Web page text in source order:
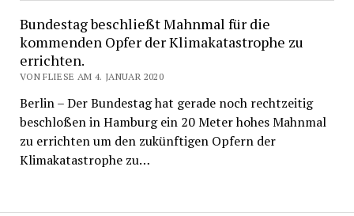
Bundestag beschließt Mahnmal für die
kommenden Opfer der Klimakatastrophe zu
errichten.
VON FLIESE AM 4. JANUAR 2020
Berlin – Der Bundestag hat gerade noch rechtzeitig
beschloßen in Hamburg ein 20 Meter hohes Mahnmal
zu errichten um den zukünftigen Opfern der
Klimakatastrophe zu…